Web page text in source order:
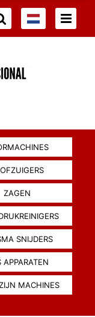
ZAGEN
SNIJDERS
APPARATEN
MACHINES